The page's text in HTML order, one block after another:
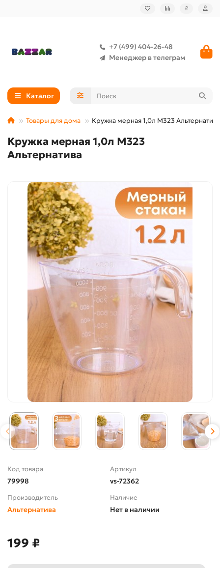
₽
+7 (499) 404-26-48
Менеджер в телеграм
Каталог
Товары для дома Кружка мерная 1,0л М323 Альтернатива
Кружка мерная 1,0л М323
Альтернатива
Код товара
79998
Артикул
vs-72362
Производитель
Альтернатива
Наличие
Нет в наличии
199 ₽